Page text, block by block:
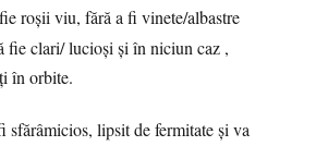
roșii viu, fără a fi vinete/albastre
fie clari/ lucioși și în niciun caz ,
în orbite.
sfărâmicios, lipsit de fermitate și va